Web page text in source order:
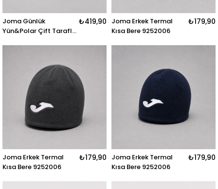
Joma Günlük
Yün&Polar Çift Taraflı
₺419,90
Joma Erkek Termal
Kısa Bere 9252006
₺179,90
Joma Erkek Termal
Kısa Bere 9252006
₺179,90
Joma Erkek Termal
Kısa Bere 9252006
₺179,90